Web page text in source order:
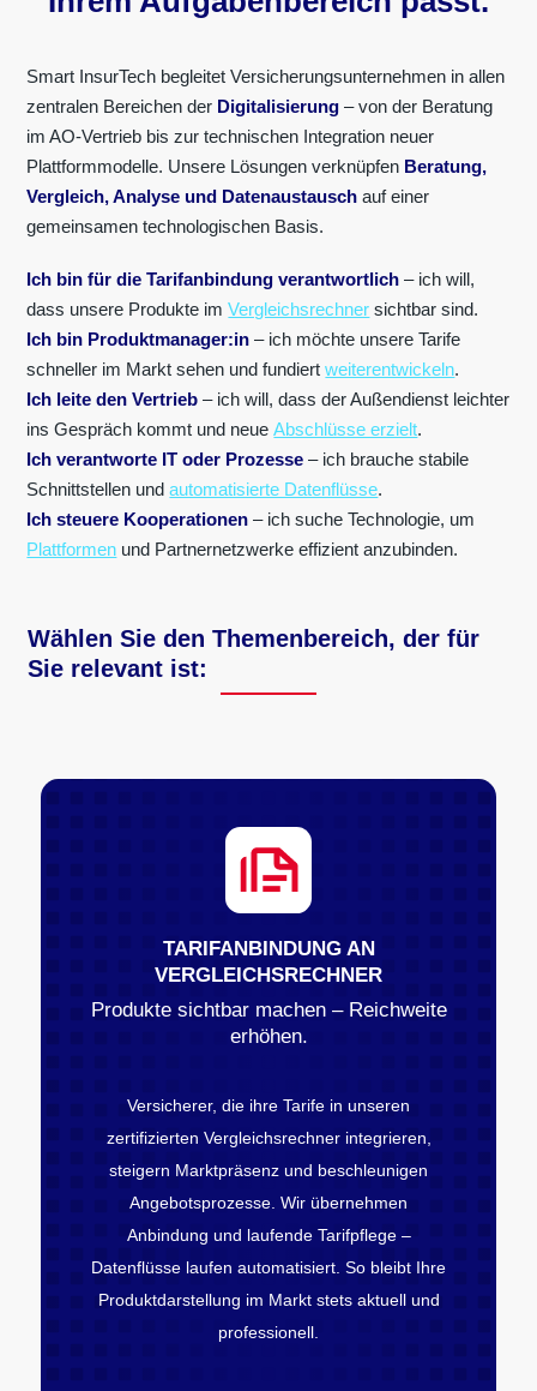
Smart InsurTech begleitet Versicherungsunternehmen in allen
zentralen Bereichen der Digitalisierung – von der Beratung
im AO-Vertrieb bis zur technischen Integration neuer
Plattformmodelle. Unsere Lösungen verknüpfen Beratung,
Vergleich, Analyse und Datenaustausch auf einer
gemeinsamen technologischen Basis.
Ich bin für die Tarifanbindung verantwortlich – ich will,
dass unsere Produkte imVergleichsrechner sichtbar sind.
Ich bin Produktmanager:in – ich möchte unsere Tarife
schneller im Markt sehen und fundiertweiterentwickeln.
Ich leite den Vertrieb – ich will, dass der Außendienst leichter
ins Gespräch kommt und neueAbschlüsse erzielt.
Ich verantworte IT oder Prozesse – ich brauche stabile
Schnittstellen undautomatisierte Datenflüsse.
Ich steuere Kooperationen – ich suche Technologie, um
Plattformen und Partnernetzwerke effizient anzubinden.
Wählen Sie den Themenbereich, der für
Sie relevant ist:
TARIFANBINDUNG AN
VERGLEICHSRECHNER
Produkte sichtbar machen – Reichweite
erhöhen.
Versicherer, die ihre Tarife in unseren
zertifizierten Vergleichsrechner integrieren,
steigern Marktpräsenz und beschleunigen
Angebotsprozesse. Wir übernehmen
Anbindung und laufende Tarifpflege –
Datenflüsse laufen automatisiert. So bleibt Ihre
Produktdarstellung im Markt stets aktuell und
professionell.